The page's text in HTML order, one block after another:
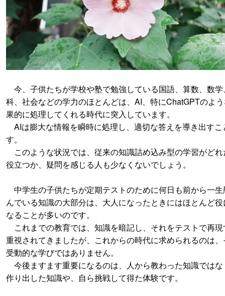
今、子供たちが学校や塾で勉強している国語、算数、数
科、社会などの学力のほとんどは、AI、特にChatGPTのよ
果的に処理してくれる時代に突入しています。
AIは膨大な情報を瞬時に処理し、適切な答えを導き出すこ
す。
このような状況では、従来の知識詰め込み型の学習がど
役立つか、疑問を感じる人も少なくないでしょう。
中学生の子供たちが定期テストのために何日も前から一
んでいる知識の大部分は、大人になったときにはほとんど
なることが多いのです。
これまでの教育では、知識を暗記し、それをテストで再
重視されてきましたが、これからの時代に求められるのは
受動的な学びではありません。
今後ますます重要になるのは、人から教わった知識では
作り出した知識や、自ら挑戦して得た体験です。